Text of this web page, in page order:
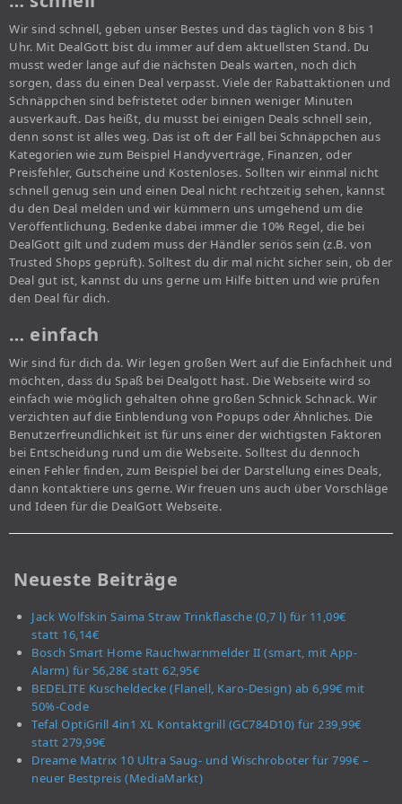
Wir sind schnell, geben unser Bestes und das täglich von 8 bis 1
Uhr. Mit DealGott bist du immer auf dem aktuellsten Stand. Du
musst weder lange auf die nächsten Deals warten, noch dich
sorgen, dass du einen Deal verpasst. Viele der Rabattaktionen und
Schnäppchen sind befristetet oder binnen weniger Minuten
ausverkauft. Das heißt, du musst bei einigen Deals schnell sein,
denn sonst ist alles weg. Das ist oft der Fall bei Schnäppchen aus
Kategorien wie zum Beispiel Handyverträge, Finanzen, oder
Preisfehler, Gutscheine und Kostenloses. Sollten wir einmal nicht
schnell genug sein und einen Deal nicht rechtzeitig sehen, kannst
du den Deal melden und wir kümmern uns umgehend um die
Veröffentlichung. Bedenke dabei immer die 10% Regel, die bei
DealGott gilt und zudem muss der Händler seriös sein (z.B. von
Trusted Shops geprüft). Solltest du dir mal nicht sicher sein, ob der
Deal gut ist, kannst du uns gerne um Hilfe bitten und wie prüfen
den Deal für dich.
… einfach
Wir sind für dich da. Wir legen großen Wert auf die Einfachheit und
möchten, dass du Spaß bei Dealgott hast. Die Webseite wird so
einfach wie möglich gehalten ohne großen Schnick Schnack. Wir
verzichten auf die Einblendung von Popups oder Ähnliches. Die
Benutzerfreundlichkeit ist für uns einer der wichtigsten Faktoren
bei Entscheidung rund um die Webseite. Solltest du dennoch
einen Fehler finden, zum Beispiel bei der Darstellung eines Deals,
dann kontaktiere uns gerne. Wir freuen uns auch über Vorschläge
und Ideen für die DealGott Webseite.
Neueste Beiträge
Jack Wolfskin Saima Straw Trinkflasche (0,7 l) für 11,09€
statt 16,14€
Bosch Smart Home Rauchwarnmelder II (smart, mit App-
Alarm) für 56,28€ statt 62,95€
BEDELITE Kuscheldecke (Flanell, Karo-Design) ab 6,99€ mit
50%-Code
Tefal OptiGrill 4in1 XL Kontaktgrill (GC784D10) für 239,99€
statt 279,99€
Dreame Matrix 10 Ultra Saug- und Wischroboter für 799€ –
neuer Bestpreis (MediaMarkt)